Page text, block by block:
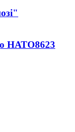
НАТО8623